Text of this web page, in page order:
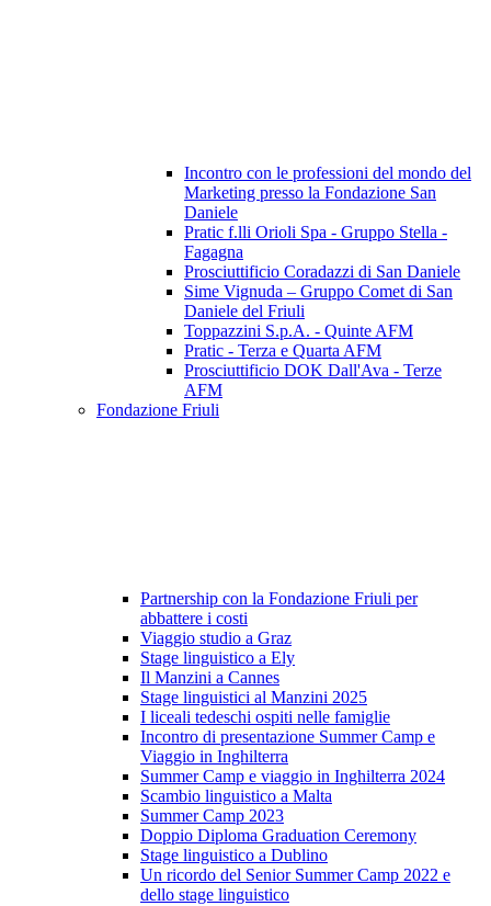
Incontro con le professioni del mondo del
Marketing presso la Fondazione San
Daniele
Pratic f.lli Orioli Spa - Gruppo Stella -
Fagagna
Prosciuttificio Coradazzi di San Daniele
Sime Vignuda – Gruppo Comet di San
Daniele del Friuli
Toppazzini S.p.A. - Quinte AFM
Pratic - Terza e Quarta AFM
Prosciuttificio DOK Dall'Ava - Terze
AFM
Fondazione Friuli
Partnership con la Fondazione Friuli per
abbattere i costi
Viaggio studio a Graz
Stage linguistico a Ely
Il Manzini a Cannes
Stage linguistici al Manzini 2025
I liceali tedeschi ospiti nelle famiglie
Incontro di presentazione Summer Camp e
Viaggio in Inghilterra
Summer Camp e viaggio in Inghilterra 2024
Scambio linguistico a Malta
Summer Camp 2023
Doppio Diploma Graduation Ceremony
Stage linguistico a Dublino
Un ricordo del Senior Summer Camp 2022 e
dello stage linguistico